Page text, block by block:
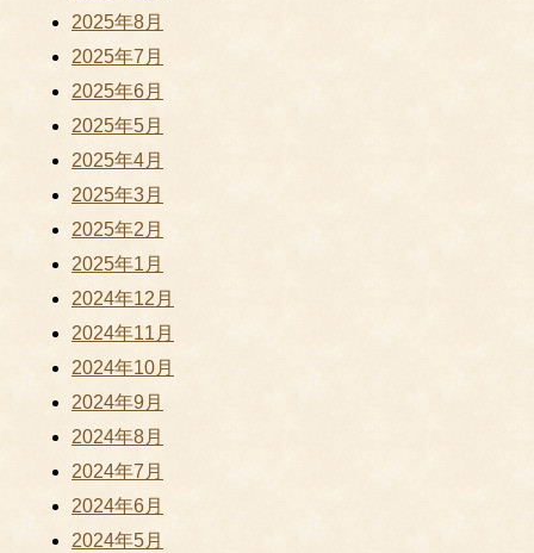
2025年8月
2025年7月
2025年6月
2025年5月
2025年4月
2025年3月
2025年2月
2025年1月
2024年12月
2024年11月
2024年10月
2024年9月
2024年8月
2024年7月
2024年6月
2024年5月